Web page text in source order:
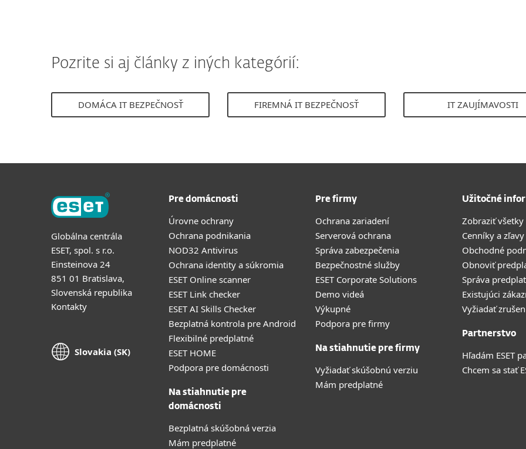
Pozrite si aj články z iných kategórií:
DOMÁCA IT BEZPEČNOSŤ FIREMNÁ IT BEZPEČNOSŤ IT ZAUJÍMAVOSTI
Globálna centrála
ESET, spol. s r.o.
Einsteinova 24
851 01 Bratislava,
Slovenská republika
Kontakty
Slovakia (SK)
Pre domácnosti
Úrovne ochrany
Ochrana podnikania
NOD32 Antivirus
Ochrana identity a súkromia
ESET Online scanner
ESET Link checker
ESET AI Skills Checker
Bezplatná kontrola pre Android
Flexibilné predplatné
ESET HOME
Podpora pre domácnosti
Na stiahnutie pre
domácnosti
Bezplatná skúšobná verzia
Mám predplatné
Pre firmy
Ochrana zariadení
Serverová ochrana
Správa zabezpečenia
Bezpečnostné služby
ESET Corporate Solutions
Demo videá
Výkupné
Podpora pre firmy
Na stiahnutie pre firmy
Vyžiadať skúšobnú verziu
Mám predplatné
Užitočné
Zobraziť
Cenníky a zľavy
Obchodné
Obnoviť
Správa
Existujúci
Vyžiadať
Partnerstvo
Hľadám ESET
Chcem sa stať